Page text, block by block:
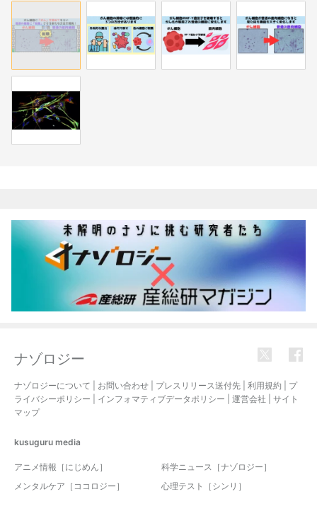
ナゾロジー
ナゾロジーについて お問い合わせ プレスリリース送付先 利用規約
プ
ライバシーポリシー
インフォマティブデータポリシー 運営会社
サイト
マップ
kusuguru media
アニメ情報［にじめん］
科学ニュース［ナゾロジー］
メンタルケア［ココロジー］
心理テスト［シンリ］